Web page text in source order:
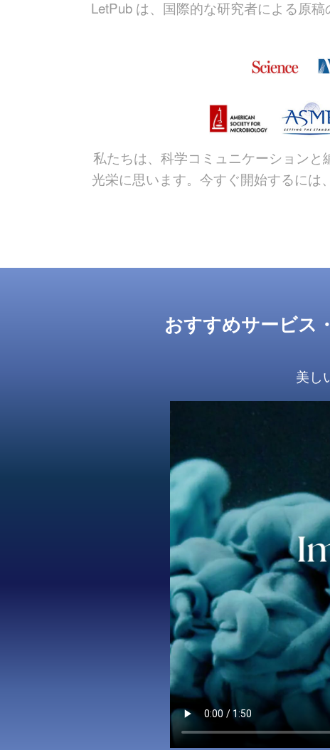
LetPub は、国際的な研究者による原
私たちは、科学コミュニケーション
光栄に思います。今すぐ開始するに
おすすめサービス
美し